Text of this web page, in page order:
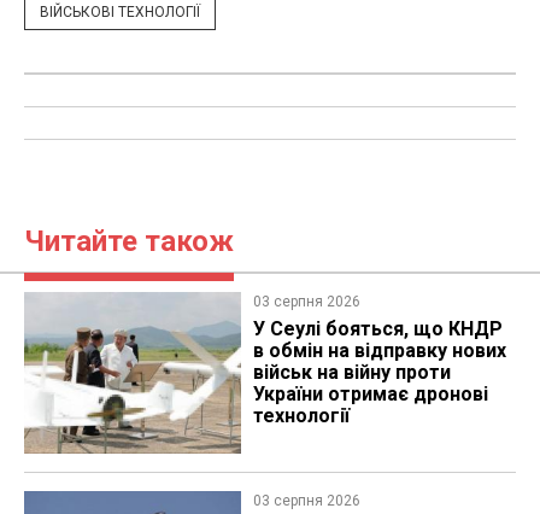
ВІЙСЬКОВІ ТЕХНОЛОГІЇ
Читайте також
03 серпня 2026
У Сеулі бояться, що КНДР
в обмін на відправку нових
військ на війну проти
України отримає дронові
технології
03 серпня 2026